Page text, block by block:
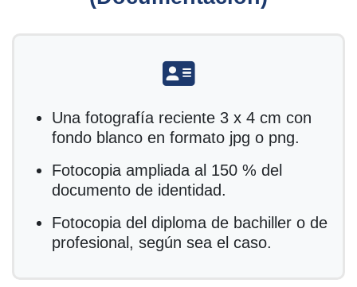
fas fa-address-card
Una fotografía reciente 3 x 4 cm con
fondo blanco en formato jpg o png.
Fotocopia ampliada al 150 % del
documento de identidad.
Fotocopia del diploma de bachiller o de
profesional, según sea el caso.